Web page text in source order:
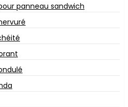
panneau sandwich